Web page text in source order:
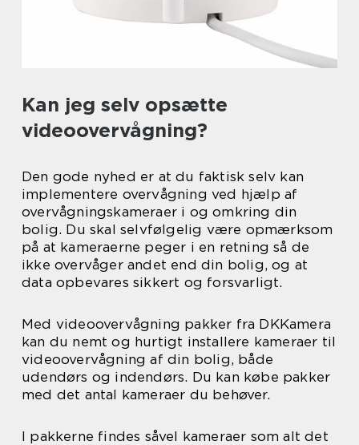
Kan jeg selv opsætte
videoovervågning?
Den gode nyhed er at du faktisk selv kan
implementere overvågning ved hjælp af
overvågningskameraer i og omkring din
bolig. Du skal selvfølgelig være opmærksom
på at kameraerne peger i en retning så de
ikke overvåger andet end din bolig, og at
data opbevares sikkert og forsvarligt.
Med videoovervågning pakker fra DKKamera
kan du nemt og hurtigt installere kameraer til
videoovervågning af din bolig, både
udendørs og indendørs. Du kan købe pakker
med det antal kameraer du behøver.
I pakkerne findes såvel kameraer som alt det